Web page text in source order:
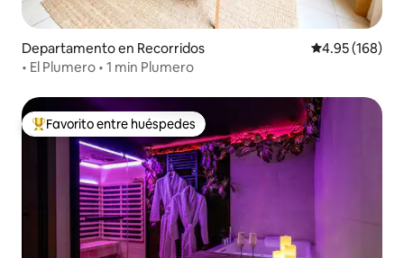
Departamento en Recorridos Calificación
4.95 (168)
• El Plumero • 1 min Plumero
De los mejores en Favorito entre huéspedes
Favorito entre huéspedes